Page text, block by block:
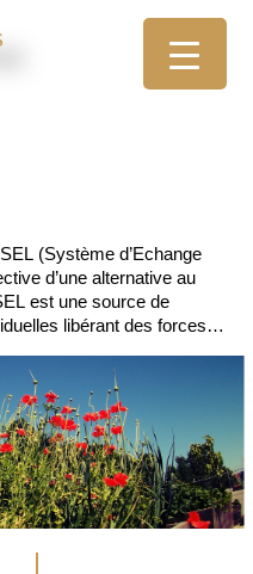
(Système d’Echange
d’une alternative au
est une source de
libérant des forces
place. La rencontre de